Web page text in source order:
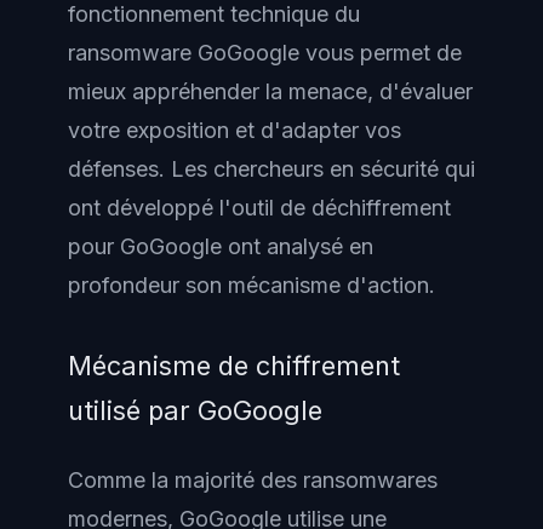
fonctionnement technique du
ransomware GoGoogle vous permet de
mieux appréhender la menace, d'évaluer
votre exposition et d'adapter vos
défenses. Les chercheurs en sécurité qui
ont développé l'outil de déchiffrement
pour GoGoogle ont analysé en
profondeur son mécanisme d'action.
Mécanisme de chiffrement
utilisé par GoGoogle
Comme la majorité des ransomwares
modernes, GoGoogle utilise une